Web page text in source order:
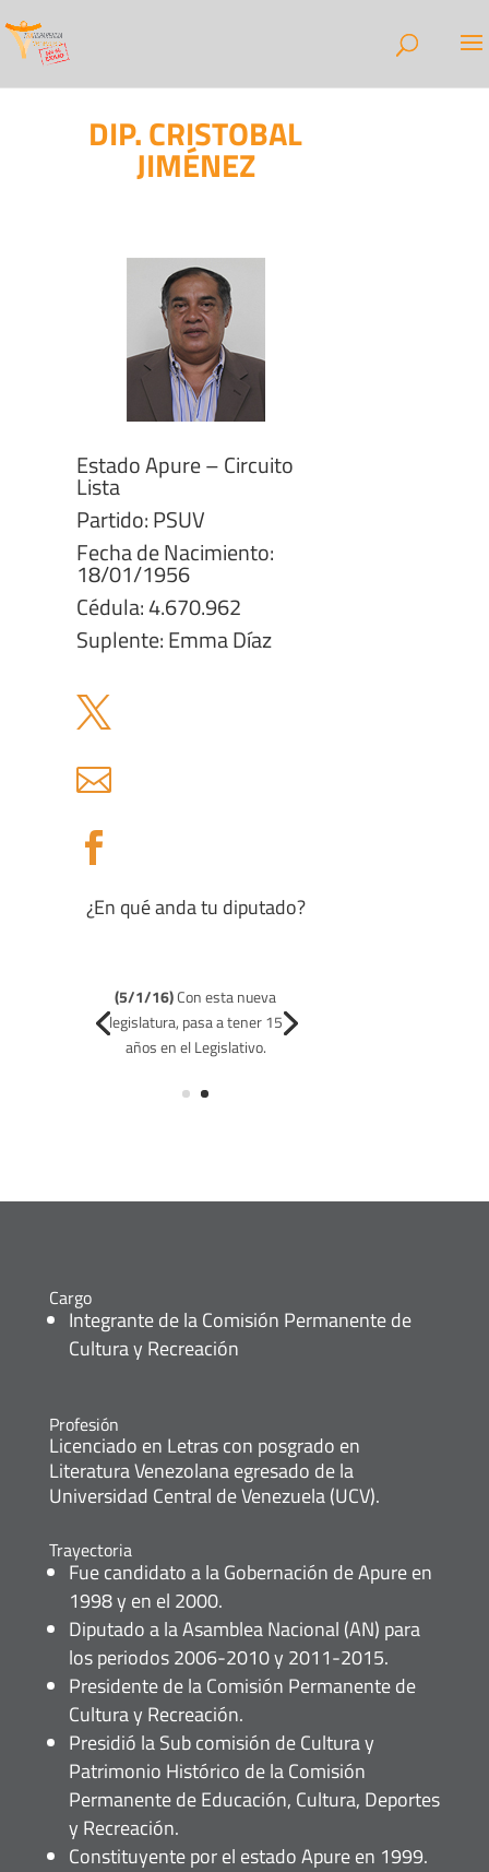
DIP. CRISTOBAL
JIMÉNEZ
Estado Apure – Circuito
Lista
Partido: PSUV
Fecha de Nacimiento:
18/01/1956
Cédula: 4.670.962
Suplente: Emma Díaz



¿En qué anda tu diputado?
(5/1/16)Con esta nueva
legislatura, pasa a tener 15
años en el Legislativo.
Cargo
Integrante de la Comisión Permanente de
Cultura y Recreación
Profesión
Licenciado en Letras con posgrado en
Literatura Venezolana egresado de la
Universidad Central de Venezuela (UCV).
Trayectoria
Fue candidato a la Gobernación de Apure en
1998 y en el 2000.
Diputado a la Asamblea Nacional (AN) para
los periodos 2006-2010 y 2011-2015.
Presidente de la Comisión Permanente de
Cultura y Recreación.
Presidió la Sub comisión de Cultura y
Patrimonio Histórico de la Comisión
Permanente de Educación, Cultura, Deportes
y Recreación.
Constituyente por el estado Apure en 1999.